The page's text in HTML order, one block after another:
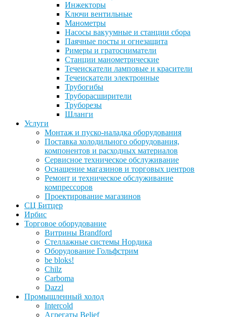
Инжекторы
Ключи вентильные
Манометры
Насосы вакуумные и станции сбора
Паячные посты и огнезащита
Римеры и гратосниматели
Станции манометрические
Течеискатели ламповые и красители
Течеискатели электронные
Трубогибы
Труборасширители
Труборезы
Шланги
Услуги
Монтаж и пуско-наладка оборудования
Поставка холодильного оборудования,
компонентов и расходных материалов
Сервисное техническое обслуживание
Оснащение магазинов и торговых центров
Ремонт и техническое обслуживание
компрессоров
Проектирование магазинов
СЦ Битцер
Ирбис
Торговое оборудование
Витрины Brandford
Стеллажные системы Нордика
Оборудование Гольфстрим
be bloks!
Chilz
Carboma
Dazzl
Промышленный холод
Intercold
Агрегаты Belief